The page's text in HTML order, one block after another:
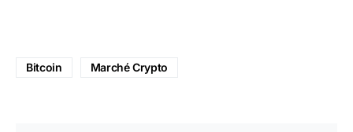
Bitcoin Marché Crypto